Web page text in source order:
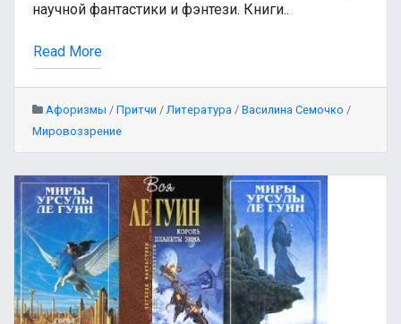
научной фантастики и фэнтези. Книги..
Read More
Афоризмы / Притчи / Литература / Василина Семочко /
Мировоззрение